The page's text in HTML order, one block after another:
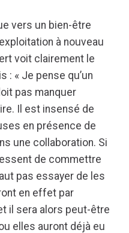
vers un bien-être
à nouveau
voit clairement le
: « Je pense qu’un
pas manquer
Il est insensé de
en présence de
une collaboration. Si
de commettre
pas essayer de les
en effet par
il sera alors peut-être
elles auront déjà eu